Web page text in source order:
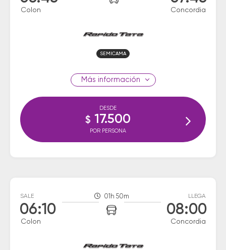
Colon Concordia
SEMICAMA
información
DESDE
$ 17.500
POR PERSONA
SALE
06:10
Colon
01h 50m LLEGA
08:00
Concordia